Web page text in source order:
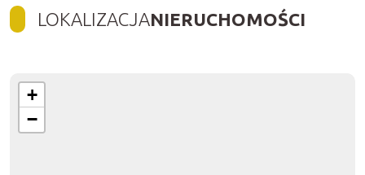
LOKALIZACJANIERUCHOMOŚCI
+
−